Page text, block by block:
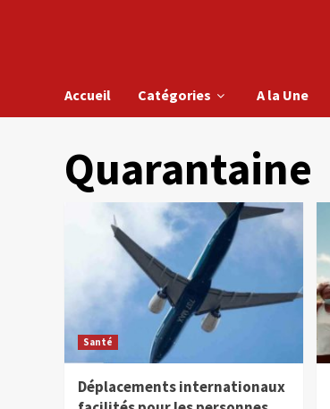
Accueil Catégories A la Une
Quarantaine
Santé
Déplacements internationaux